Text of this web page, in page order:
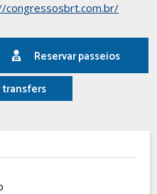
congressosbrt.com.br/
Reservar passeios
transfers